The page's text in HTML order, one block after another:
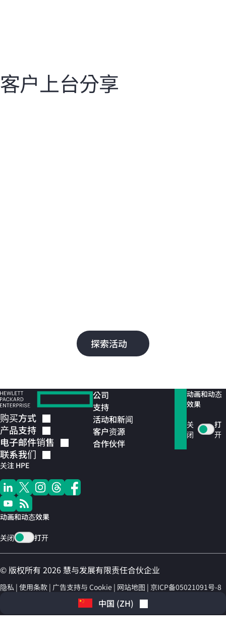
客户上台分享
探索活动
购买方式
产品支持
电子邮件销售
联系我们
关注 HPE
动画和动态效果
关闭 打开
公司
支持
活动和新闻
客户资源
合作伙伴
动画和动态
效果
关
闭
打
开
© 版权所有 2026 慧与发展有限责任合伙企业
隐私 使用条款 广告支持与 Cookie 网站地图 京ICP备05021091号-8
中国 (ZH)